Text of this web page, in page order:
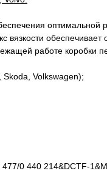
оптимальной
вязкости
работе коробки
Volkswagen);
0 440 214&DCTF-